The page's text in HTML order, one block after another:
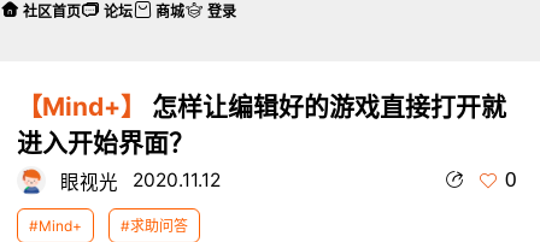
【Mind+】
怎样让编辑好的游戏直接打开就
进入开始界面？
眼视光 2020.11.12 0
#Mind+ #求助问答
社区首页 论坛 商城 登录